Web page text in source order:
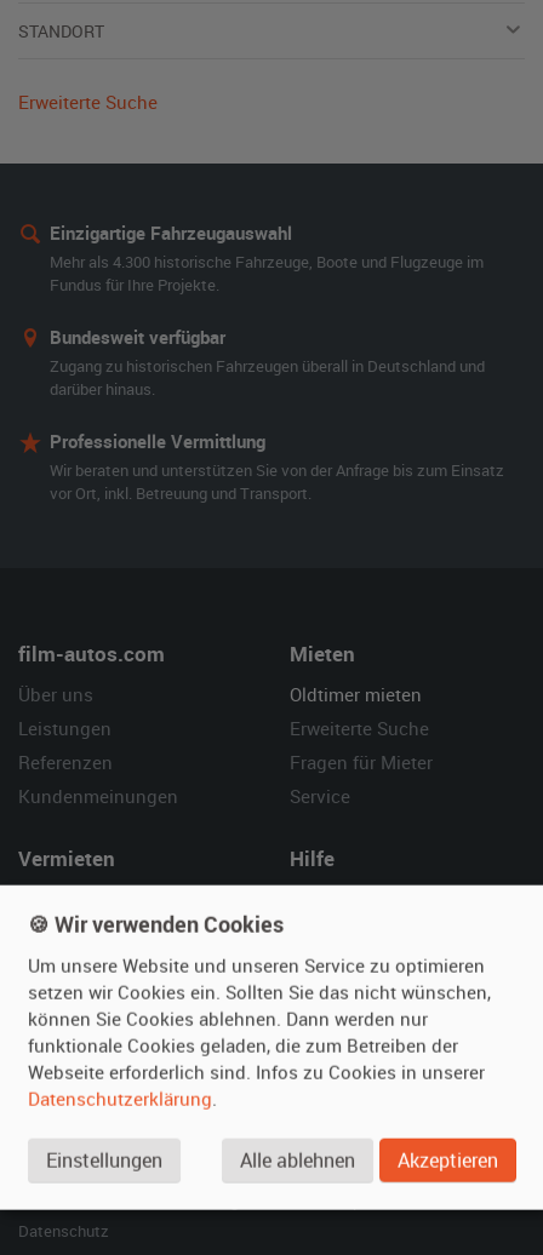
STANDORT
Erweiterte Suche
Einzigartige Fahrzeugauswahl
Mehr als 4.300 historische Fahrzeuge, Boote und Flugzeuge im
Fundus für Ihre Projekte.
Bundesweit verfügbar
Zugang zu historischen Fahrzeugen überall in Deutschland und
darüber hinaus.
Professionelle Vermittlung
Wir beraten und unterstützen Sie von der Anfrage bis zum Einsatz
vor Ort, inkl. Betreuung und Transport.
film-autos.com
Über uns
Leistungen
Referenzen
Kundenmeinungen
Mieten
Oldtimer mieten
Erweiterte Suche
Fragen für Mieter
Service
Vermieten
Fotos senden
Fragen für Vermieter
Inserat verwalten
Hilfe
Kontakt
SPECIAL
Berühmte Filmautos –
Datenschutz
🍪 Wir verwenden Cookies
Um unsere Website und unseren Service zu optimieren
setzen wir Cookies ein. Sollten Sie das nicht wünschen,
können Sie Cookies ablehnen. Dann werden nur
funktionale Cookies geladen, die zum Betreiben der
Webseite erforderlich sind. Infos zu Cookies in unserer
Datenschutzerklärung.
Einstellungen Alle ablehnen Akzeptieren